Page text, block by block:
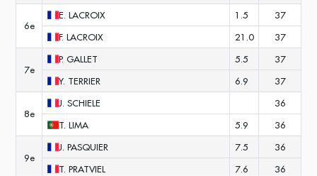
6e
E. LACROIX 1.5
37
F. LACROIX 21.0 37
7e
P. GALLET 5.5
37
Y. TERRIER 6.9 37
8e
J. SCHIELE
36
T. LIMA 5.9 36
9e
J. PASQUIER 7.5
36
T. PRATVIEL 7.6 36